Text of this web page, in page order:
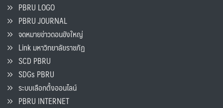
PBRU LOGO
PBRU JOURNAL
จดหมายข่าวดอนขังใหญ่
Link มหาวิทยาลัยราชภัฏ
SCD PBRU
SDGs PBRU
ระบบเลือกตั้งออนไลน์
PBRU INTERNET